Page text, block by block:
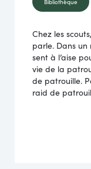
Bibliothèque
Chez les
parle. Dans un
sent à l’aise
vie de la
de patrouille.
raid de